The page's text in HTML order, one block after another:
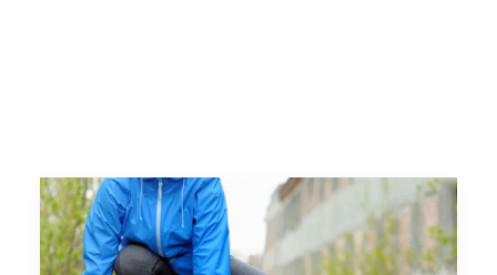
Suche
Anmeldung Registrieren
Wagen